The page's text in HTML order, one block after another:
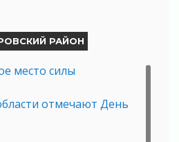
РАЙОН
место силы
отмечают День